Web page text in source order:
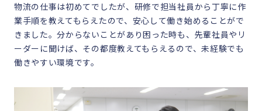
物流の仕事は初めてでしたが、研修で担当社員から丁寧に作
業手順を教えてもらえたので、安心して働き始めることがで
きました。分からないことがあり困った時も、先輩社員やリ
ーダーに聞けば、その都度教えてもらえるので、未経験でも
働きやすい環境です。